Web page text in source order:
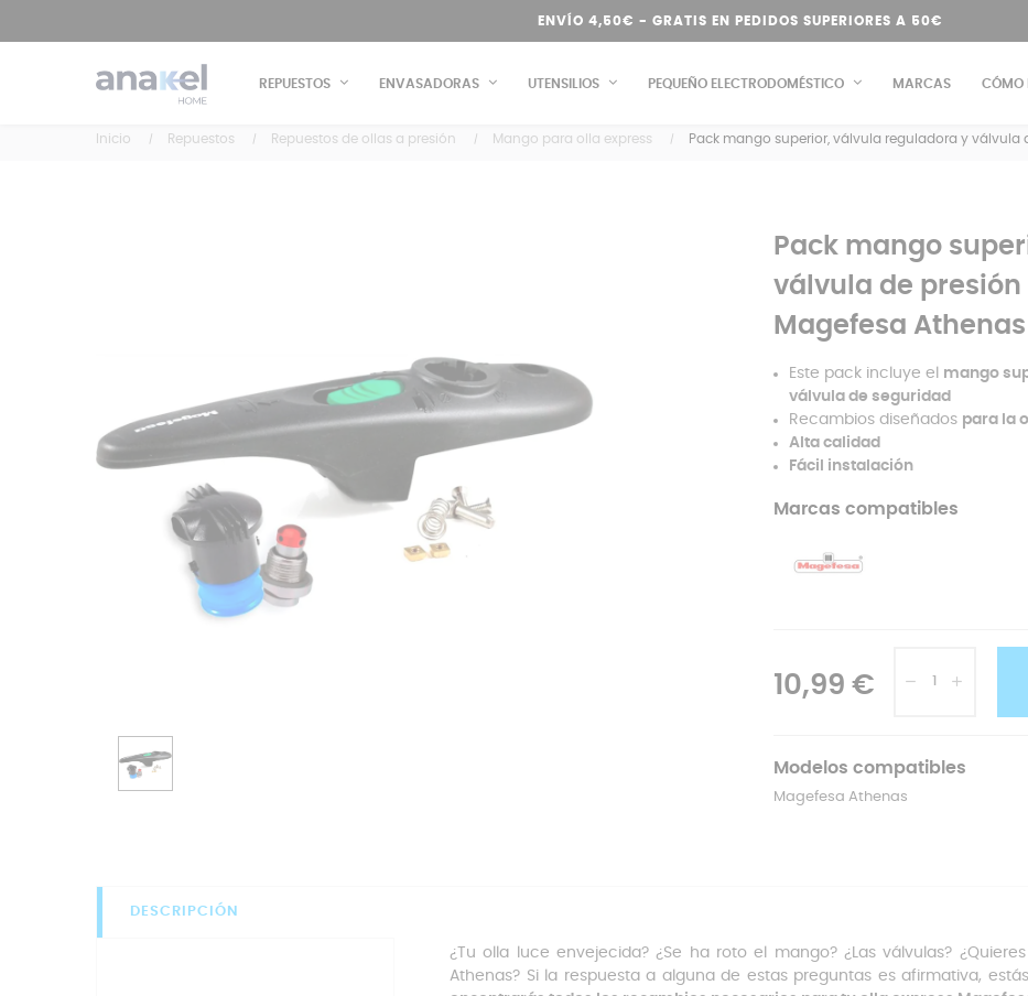
ENVÍO 4,50€ - GRATIS EN PEDIDOS SUPERIORES A 50€
REPUESTOS ENVASADORAS UTENSILIOS PEQUEÑO ELECTRODOMÉSTICO MARCAS CÓMO
Inicio Repuestos Repuestos de ollas a presión Mango para olla express Pack mango superior, válvula reguladora y válvula
Pack mango
válvula de
Magefesa Athenas
Este pack incluye el mango
válvula de seguridad
Recambios diseñados para la
Alta calidad
Fácil instalación
Marcas compatibles
10,99 €
Modelos compatibles
Magefesa Athenas
DESCRIPCIÓN
¿Tu olla luce envejecida? ¿Se ha roto el mango? ¿Las válvulas?
Athenas? Si la respuesta a alguna de estas preguntas es afirmativa,